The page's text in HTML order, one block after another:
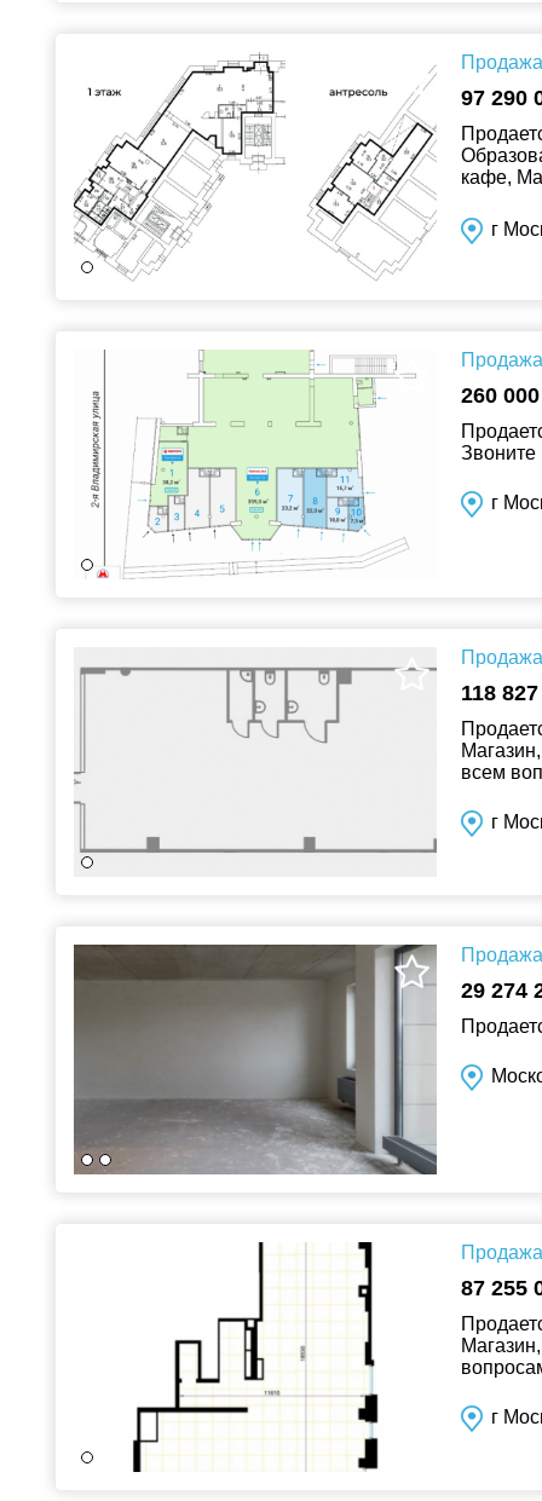
97 290
кафе,
г
260
Звоните
г
118
всем
г
Продажа
29 274
87 255
г